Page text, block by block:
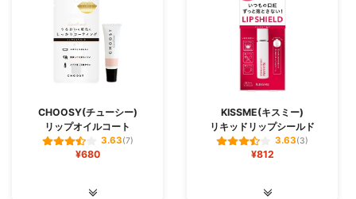
CHOOSY(チューシー)
リップオイルコート
3.63(7)
¥680
KISSME(キスミー)
リキッドリップシールド
3.63(3)
¥812